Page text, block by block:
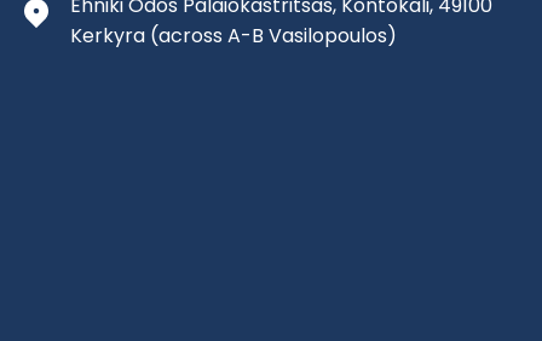
Ehniki Odos Palaiokastritsas, Kontokali, 49100
Kerkyra (across A-B Vasilopoulos)